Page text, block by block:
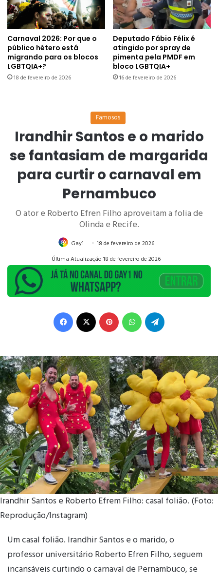
Carnaval 2026: Por que o
público hétero está
migrando para os blocos
LGBTQIA+?
18 de fevereiro de 2026
Deputado Fábio Félix é
atingido por spray de
pimenta pela PMDF em
bloco LGBTQIA+
16 de fevereiro de 2026